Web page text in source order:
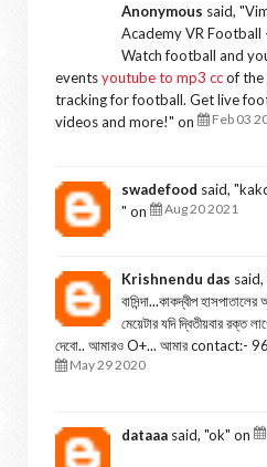
Anonymous said, "
Academy VR Football
Watch football and
eventsyoutube to mp3 ccof the
tracking for football. Get live
videos and more!" on Feb 03
swadefood said, "
" on
Aug 20 2021
Krishnendu das said,
বাসিন্দা...কাকদ্বীপ
মেয়েটার যদি দ্বিতীয়বার রক্ত
দেবো.. আমারও O+... আমার contact:-
May 29 2020
dataaa said, "ok" on